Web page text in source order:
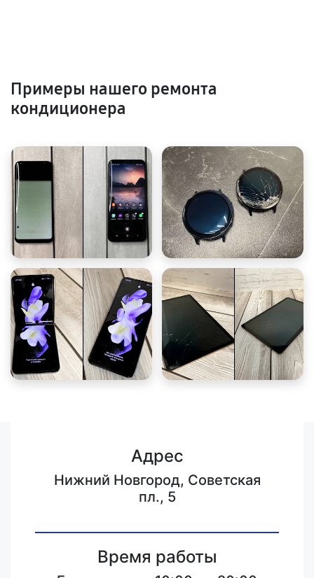
Примеры нашего ремонта
кондиционера
Адрес
Нижний Новгород, Советская
пл., 5
Время работы